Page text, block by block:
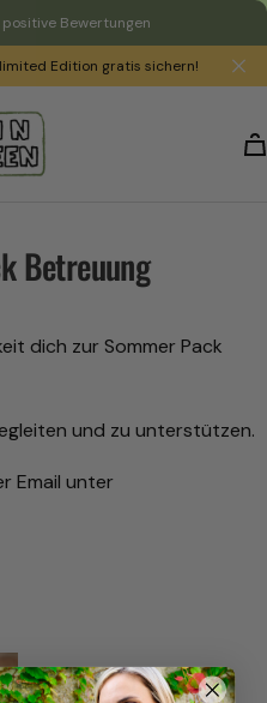
positive Bewertungen
Edition gratis sichern!
Betreuung
dich zur Sommer Pack
und zu unterstützen.
Email unter